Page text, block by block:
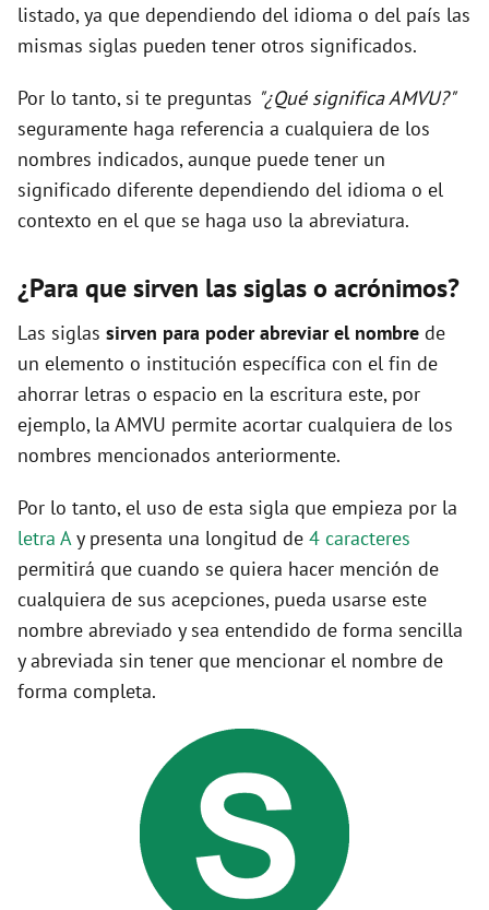
listado, ya que dependiendo del idioma o del país las
mismas siglas pueden tener otros significados.
Por lo tanto, si te preguntas "¿Qué significa AMVU?"
seguramente haga referencia a cualquiera de los
nombres indicados, aunque puede tener un
significado diferente dependiendo del idioma o el
contexto en el que se haga uso la abreviatura.
¿Para que sirven las siglas o acrónimos?
Las siglas sirven para poder abreviar el nombre de
un elemento o institución específica con el fin de
ahorrar letras o espacio en la escritura este, por
ejemplo, la AMVU permite acortar cualquiera de los
nombres mencionados anteriormente.
Por lo tanto, el uso de esta sigla que empieza por la
letra Ay presenta una longitud de 4 caracteres
permitirá que cuando se quiera hacer mención de
cualquiera de sus acepciones, pueda usarse este
nombre abreviado y sea entendido de forma sencilla
y abreviada sin tener que mencionar el nombre de
forma completa.